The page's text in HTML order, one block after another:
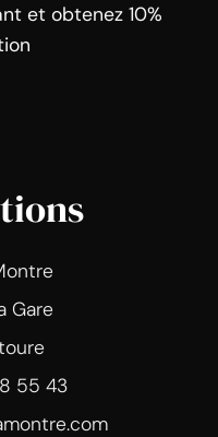
et obtenez 10%
Gare
55 43